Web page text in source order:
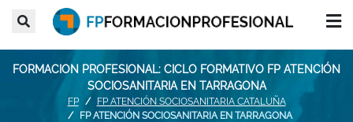
FORMACION PROFESIONAL: CICLO FORMATIVO FP ATENCIÓN
SOCIOSANITARIA EN TARRAGONA
FP
FP ATENCIÓN SOCIOSANITARIA CATALUÑA
FP ATENCIÓN SOCIOSANITARIA EN TARRAGONA